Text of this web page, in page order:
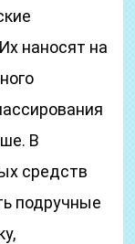
наносят на
В
средств
подручные